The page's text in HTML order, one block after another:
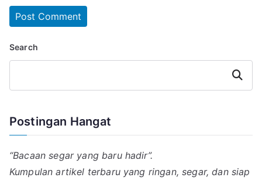
Search
Search
Postingan Hangat
“Bacaan segar yang baru hadir”.
Kumpulan artikel terbaru yang ringan, segar, dan siap